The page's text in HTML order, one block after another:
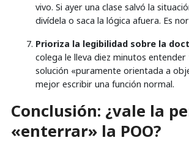
vivo. Si ayer una clase salvó la
divídela o saca la lógica afuera. Es
Prioriza la legibilidad sobre la
colega le lleva diez minutos
solución «puramente orientada a
mejor escribir una función normal.
Conclusión: ¿vale la
«enterrar» la POO?